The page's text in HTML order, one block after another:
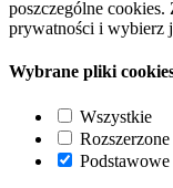
poszczególne
prywatności i wybierz
Wybrane pliki
Wszystkie
Rozszerzone
Podstawowe